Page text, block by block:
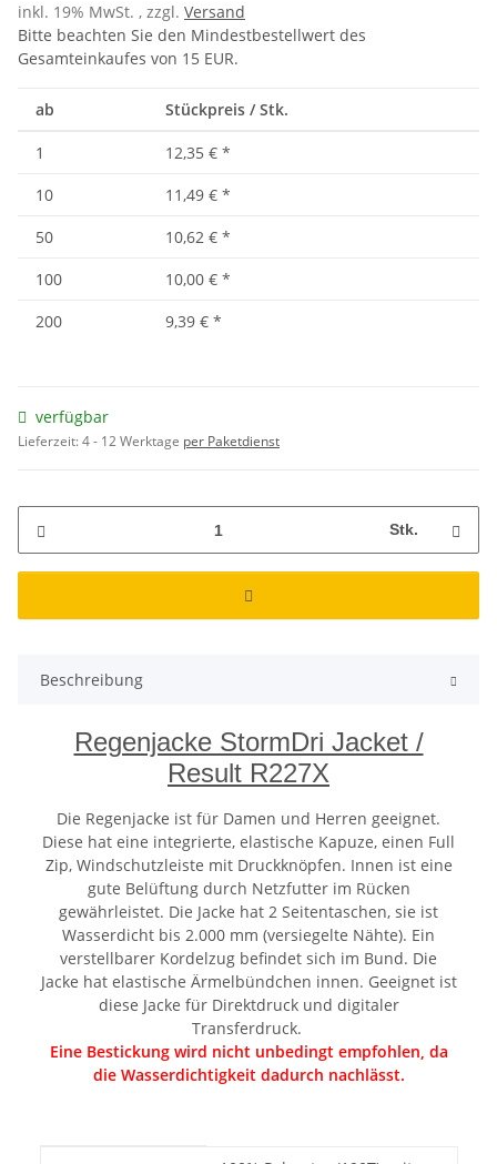
inkl. 19% MwSt. , zzgl. Versand
Bitte beachten Sie den Mindestbestellwert des
Gesamteinkaufes von 15 EUR.
ab Stückpreis / Stk.
1 12,35 € *
10
11,49 € *
50
10,62 € *
100
10,00 € *
200
9,39 € *
verfügbar
Lieferzeit:4 - 12 Werktage per Paketdienst
Stk.
Beschreibung
Regenjacke StormDri Jacket /
Result R227X
Die Regenjacke ist für Damen und Herren geeignet.
Diese hat eine integrierte, elastische Kapuze, einen Full
Zip, Windschutzleiste mit Druckknöpfen. Innen ist eine
gute Belüftung durch Netzfutter im Rücken
gewährleistet. Die Jacke hat 2 Seitentaschen, sie ist
Wasserdicht bis 2.000 mm (versiegelte Nähte). Ein
verstellbarer Kordelzug befindet sich im Bund. Die
Jacke hat elastische Ärmelbündchen innen. Geeignet ist
diese Jacke für Direktdruck und digitaler
Transferdruck.
Eine Bestickung wird nicht unbedingt empfohlen, da
die Wasserdichtigkeit dadurch nachlässt.